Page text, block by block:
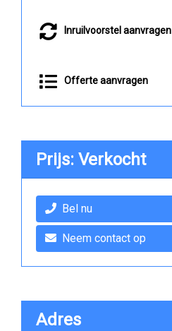
Inruilvoorstel aanvragen
Offerte aanvragen
Prijs: Verkocht
Bel nu
Neem contact op
Adres